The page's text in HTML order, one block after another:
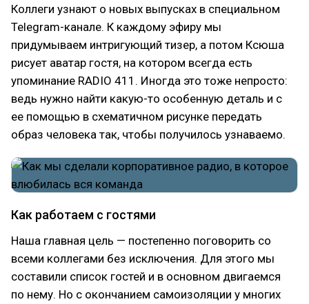
Коллеги узнают о новых выпусках в специальном
Telegram-канале. К каждому эфиру мы
придумываем интригующий тизер, а потом Ксюша
рисует аватар гостя, на котором всегда есть
упоминание RADIO 411. Иногда это тоже непросто:
ведь нужно найти какую-то особенную деталь и с
ее помощью в схематичном рисунке передать
образ человека так, чтобы получилось узнаваемо.
Как работаем с гостями
Наша главная цель — постепенно поговорить со
всеми коллегами без исключения. Для этого мы
составили список гостей и в основном двигаемся
по нему. Но с окончанием самоизоляции у многих